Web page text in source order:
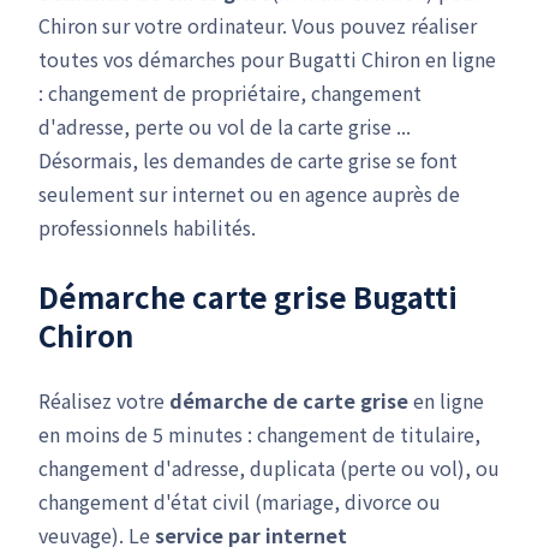
Chiron sur votre ordinateur. Vous pouvez réaliser
toutes vos démarches pour Bugatti Chiron en ligne
: changement de propriétaire, changement
d'adresse, perte ou vol de la carte grise ...
Désormais, les demandes de carte grise se font
seulement sur internet ou en agence auprès de
professionnels habilités.
Démarche carte grise Bugatti
Chiron
Réalisez votre démarche de carte griseen ligne
en moins de 5 minutes : changement de titulaire,
changement d'adresse, duplicata (perte ou vol), ou
changement d'état civil (mariage, divorce ou
veuvage). Le service par internet